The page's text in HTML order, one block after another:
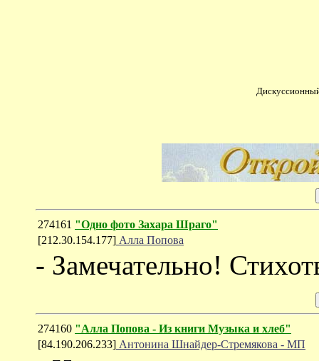
274161 "Одно фото Захара Шраго"
[212.30.154.177] Алла Попова
- Замечательно!
274160 "Алла Попова - Из книги Музыка и хлеб"
[84.190.206.233] Антонина Шнайдер-Стремякова - МП